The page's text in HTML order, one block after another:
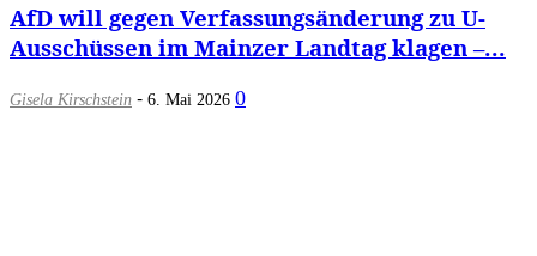
AfD will gegen Verfassungsänderung zu U-
Ausschüssen im Mainzer Landtag klagen –...
Gisela Kirschstein - 6. Mai 2026 0